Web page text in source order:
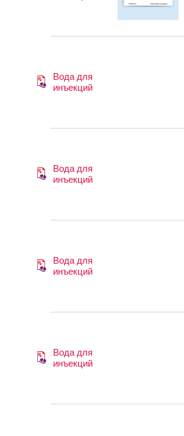
Вода для
инъекций
Вода для
инъекций
Вода для
инъекций
Вода для
инъекций